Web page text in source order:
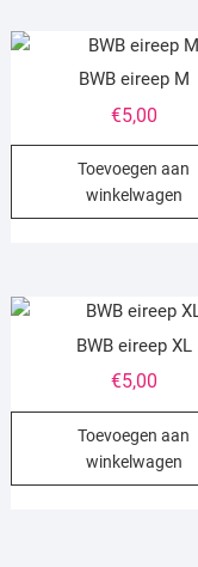
BWB eireep M
€5,00
Toevoegen aan
winkelwagen
BWB eireep XL
€5,00
Toevoegen aan
winkelwagen